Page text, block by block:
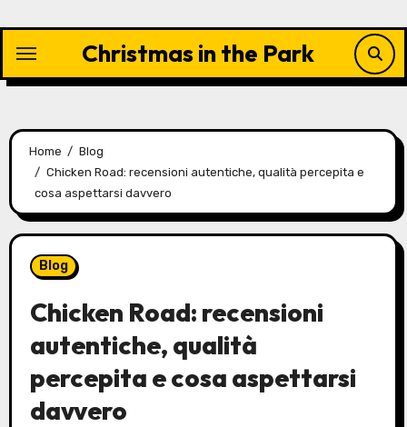
content
Christmas in the Park
Home
Blog
Chicken Road: recensioni autentiche, qualità percepita e
cosa aspettarsi davvero
Blog
Chicken Road: recensioni
autentiche, qualità
percepita e cosa aspettarsi
davvero